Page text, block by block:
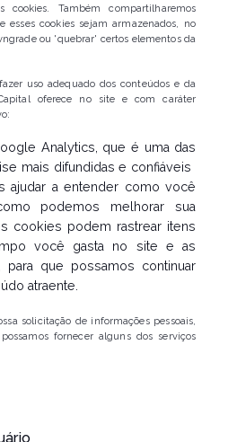
cookies. Também compartilharemos
cookies sejam armazenados, no
ou 'quebrar' certos elementos da
uso adequado dos conteúdos e da
oferece no site e com caráter
Analytics, que é uma das
mais difundidas e confiáveis
ajudar a entender como você
podemos melhorar sua
cookies podem rastrear itens
você gasta no site e as
para que possamos continuar
atraente.
solicitação de informações pessoais,
fornecer alguns dos serviços